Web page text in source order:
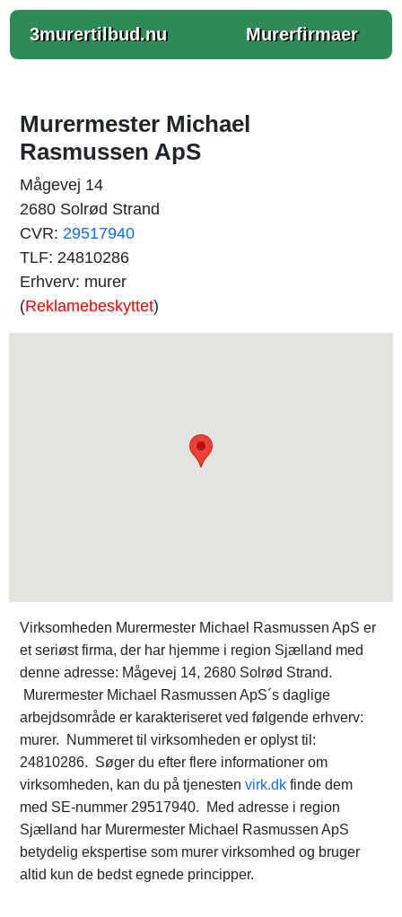
3murertilbud.nu Murerfirmaer
Murermester Michael
Rasmussen ApS
Mågevej 14
2680 Solrød Strand
CVR: 29517940
TLF: 24810286
Erhverv: murer
(Reklamebeskyttet)
Virksomheden Murermester Michael Rasmussen ApS er
et seriøst firma, der har hjemme i region Sjælland med
denne adresse: Mågevej 14, 2680 Solrød Strand.
Murermester Michael Rasmussen ApS´s daglige
arbejdsområde er karakteriseret ved følgende erhverv:
murer. Nummeret til virksomheden er oplyst til:
24810286. Søger du efter flere informationer om
virksomheden, kan du på tjenesten virk.dk finde dem
med SE-nummer 29517940. Med adresse i region
Sjælland har Murermester Michael Rasmussen ApS
betydelig ekspertise som murer virksomhed og bruger
altid kun de bedst egnede principper.